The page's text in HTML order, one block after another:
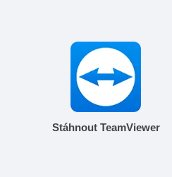
Stáhnout TeamViewer